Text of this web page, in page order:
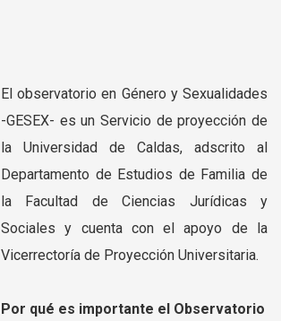
El observatorio en Género y Sexualidades
-GESEX- es un Servicio de proyección de
la Universidad de Caldas, adscrito al
Departamento de Estudios de Familia de
la Facultad de
Ciencias Jurídicas y
Sociales y cuenta con el apoyo de la
Vicerrectoría de Proyección Universitaria.
Por qué es importante el Observatorio